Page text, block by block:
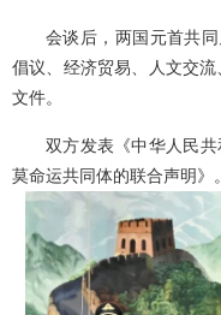
会谈后，两国元首共
倡议、经济贸易、人文交
文件。
双方发表《中华人民
莫命运共同体的联合声明》。